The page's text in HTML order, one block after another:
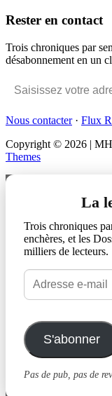
Rester en contact
Trois chroniques par
désabonnement en un
Nous contacter· Flux
Copyright © 2026 |
Themes
La
Trois chroniques
enchères, et les
milliers de lecteurs.
Adresse
mail
S'abonner
Pas de pub, pas de